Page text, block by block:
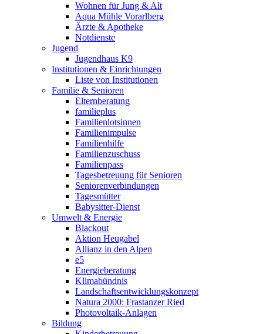
Wohnen für Jung & Alt
Aqua Mühle Vorarlberg
Ärzte & Apotheke
Notdienste
Jugend
Jugendhaus K9
Institutionen & Einrichtungen
Liste von Institutionen
Familie & Senioren
Elternberatung
familieplus
Familienlotsinnen
Familienimpulse
Familienhilfe
Familienzuschuss
Familienpass
Tagesbetreuung für Senioren
Seniorenverbindungen
Tagesmütter
Babysitter-Dienst
Umwelt & Energie
Blackout
Aktion Heugabel
Allianz in den Alpen
e5
Energieberatung
Klimabündnis
Landschaftsentwicklungskonzept
Natura 2000: Frastanzer Ried
Photovoltaik-Anlagen
Bildung